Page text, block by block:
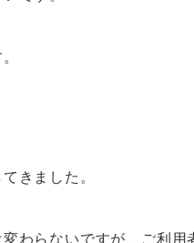
きました。
わらないですが、ご利用